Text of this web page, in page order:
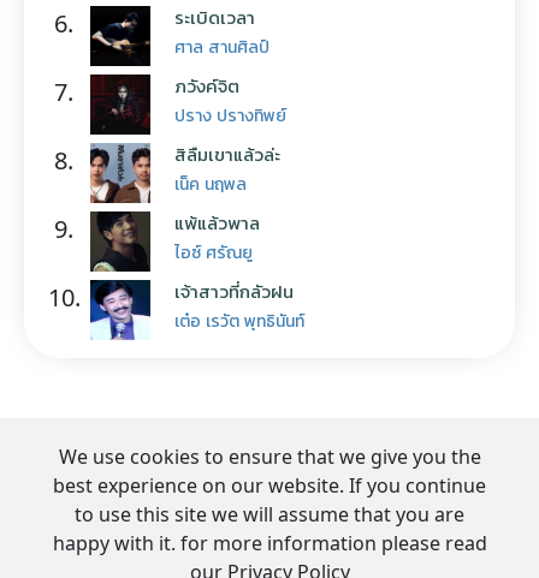
6. ระเบิดเวลา
ศาล สานศิลป์
7. ภวังค์จิต
ปราง ปรางทิพย์
8. สิลืมเขาแล้วล่ะ
เน็ค นฤพล
9. แพ้แล้วพาล
ไอซ์ ศรัณยู
10. เจ้าสาวที่กลัวฝน
เต๋อ เรวัต พุทธินันท์
We use cookies to ensure that we give you the
best experience on our website. If you continue
to use this site we will assume that you are
happy with it. for more information please read
our Privacy Policy